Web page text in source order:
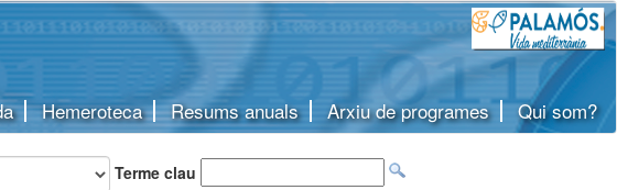
Hemeroteca Resums anuals Arxiu de programes Qui som?
Terme clau